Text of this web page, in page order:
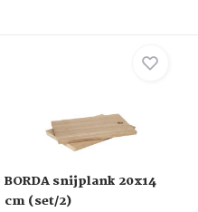
BORDA snijplank 20x14
cm (set/2)